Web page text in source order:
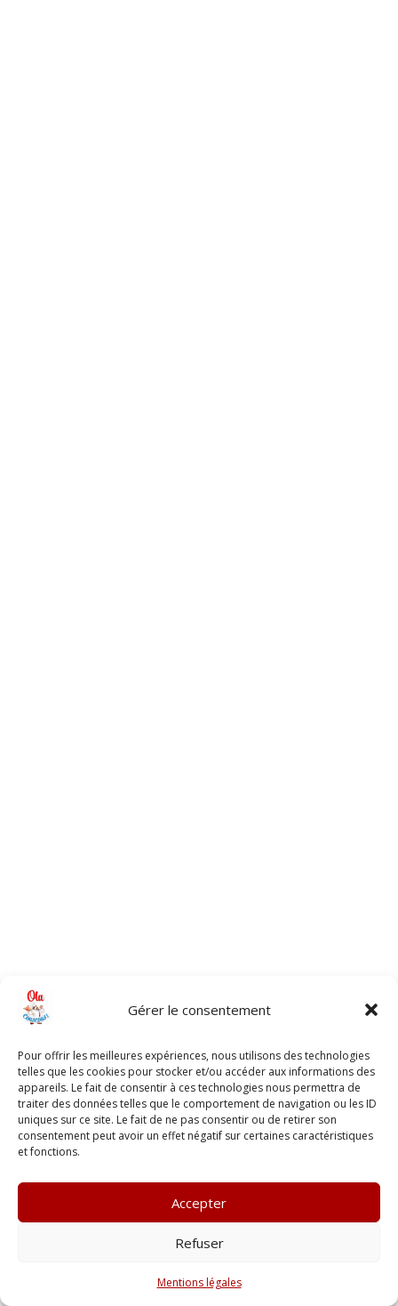
Gérer le consentement
Pour offrir les meilleures expériences, nous utilisons des technologies
telles que les cookies pour stocker et/ou accéder aux informations des
appareils. Le fait de consentir à ces technologies nous permettra de
traiter des données telles que le comportement de navigation ou les ID
uniques sur ce site. Le fait de ne pas consentir ou de retirer son
consentement peut avoir un effet négatif sur certaines caractéristiques
et fonctions.
Accepter
Refuser
Mentions légales